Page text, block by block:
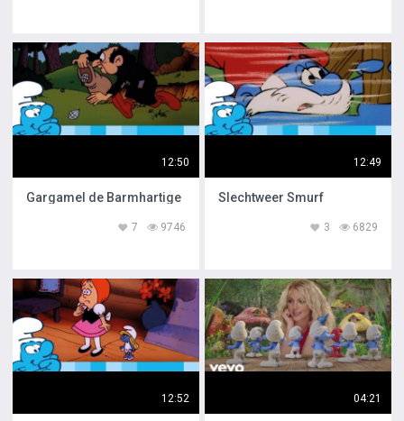
12:50
Gargamel de Barmhartige
9746
7
12:49
Slechtweer Smurf
6829
3
12:52 04:21